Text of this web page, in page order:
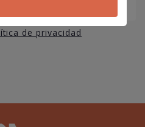
de privacidad